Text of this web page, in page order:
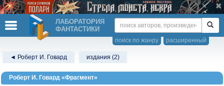
ЛАБОРАТОРИЯ
ФАНТАСТИКИ
расширенный
поиск по жанру
◄ Роберт И. Говард издания (2)
Роберт И. Говард «Фрагмент»